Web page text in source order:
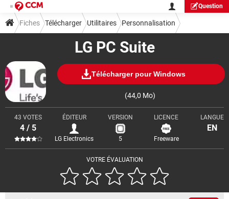
Question
LG PC Suite
Télécharger pour Windows
(44,0 Mo)
VOTRE ÉVALUATION
43 VOTES
4 / 5
ÉDITEUR
LG Electronics
VERSION
5
LICENCE
Freeware
LANGUE
EN
Fiches Télécharger Utilitaires Personnalisation